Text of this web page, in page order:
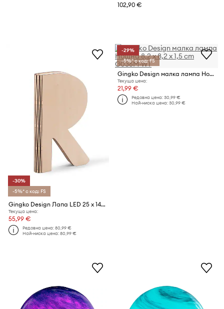
102,90 €
-30%
-5%* с код: FS
Gingko Design Лапа LED 25 x 14,5 x 2,5 cm
Текуща цена:
55,99 €
Редовна цена:80,99 €
Най-ниска цена:80,99 €
-29%
-5%* с код: FS
Gingko Design малка лампа Нощна 8,2 x 8,2 x 1,5 cm
Текуща цена:
21,99 €
Редовна цена:30,99 €
Най-ниска цена:30,99 €